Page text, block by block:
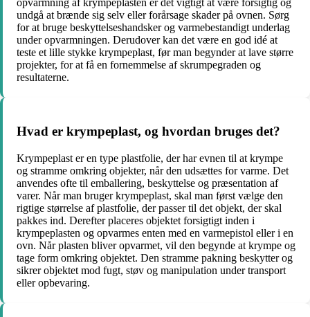
undgå at brænde sig selv eller forårsage skader på ovnen. Sørg
for at bruge beskyttelseshandsker og varmebestandigt underlag
under opvarmningen. Derudover kan det være en god idé at
teste et lille stykke krympeplast, før man begynder at lave større
projekter, for at få en fornemmelse af skrumpegraden og
resultaterne.
Hvad er krympeplast, og hvordan bruges det?
Krympeplast er en type plastfolie, der har evnen til at krympe
og stramme omkring objekter, når den udsættes for varme. Det
anvendes ofte til emballering, beskyttelse og præsentation af
varer. Når man bruger krympeplast, skal man først vælge den
rigtige størrelse af plastfolie, der passer til det objekt, der skal
pakkes ind. Derefter placeres objektet forsigtigt inden i
krympeplasten og opvarmes enten med en varmepistol eller i en
ovn. Når plasten bliver opvarmet, vil den begynde at krympe og
tage form omkring objektet. Den stramme pakning beskytter og
sikrer objektet mod fugt, støv og manipulation under transport
eller opbevaring.